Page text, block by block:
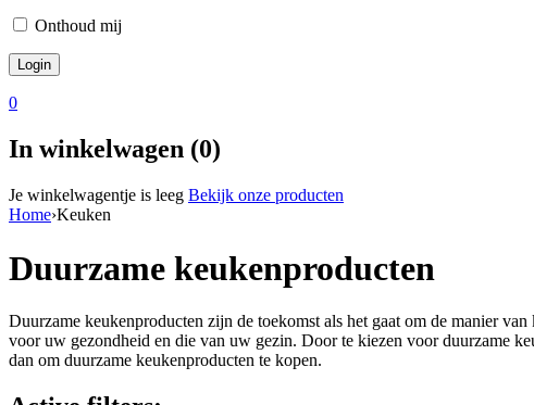
Onthoud mij
0
In winkelwagen (0)
Je winkelwagentje is leeg Bekijk onze producten
Home›Keuken
Duurzame keukenproducten
Duurzame keukenproducten zijn de toekomst als het gaat om de manier
voor uw gezondheid en die van uw gezin. Door te kiezen voor duurzame
dan om duurzame keukenproducten te kopen.